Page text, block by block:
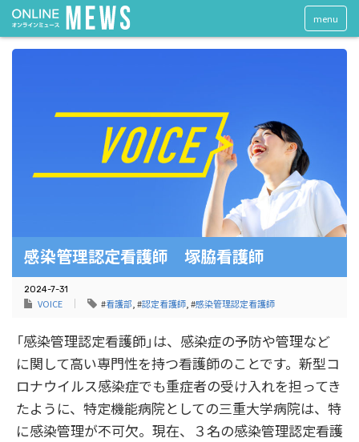
menu
感染管理認定看護師 塚脇看護師
2024-7-31
VOICE #看護部 , #認定看護師 , #感染管理認定看護師
「感染管理認定看護師」は、感染症の予防や管理など
に関して高い専門性を持つ看護師のことです。新型コ
ロナウイルス感染症でも重症者の受け入れを担ってき
たように、特定機能病院としての三重大学病院は、特
に感染管理が不可欠。現在、３名の感染管理認定看護